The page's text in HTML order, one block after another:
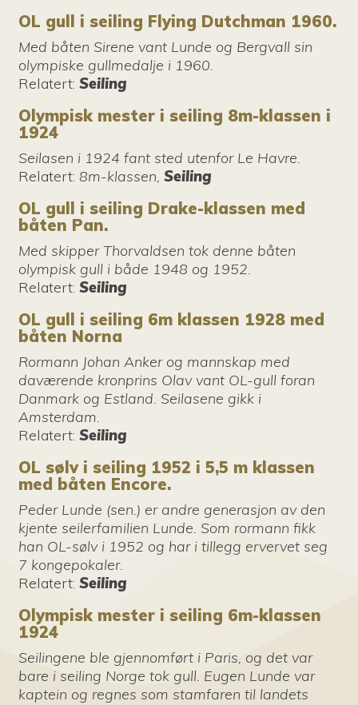
OL gull i seiling Flying Dutchman 1960.
Med båten Sirene vant Lunde og Bergvall sin
olympiske gullmedalje i 1960.
Relatert:Seiling
Olympisk mester i seiling 8m-klassen i
1924
Seilasen i 1924 fant sted utenfor Le Havre.
Relatert: 8m-klassen,Seiling
OL gull i seiling Drake-klassen med
båten Pan.
Med skipper Thorvaldsen tok denne båten
olympisk gull i både 1948 og 1952.
Relatert:Seiling
OL gull i seiling 6m klassen 1928 med
båten Norna
Rormann Johan Anker og mannskap med
daværende kronprins Olav vant OL-gull foran
Danmark og Estland. Seilasene gikk i
Amsterdam.
Relatert:Seiling
OL sølv i seiling 1952 i 5,5 m klassen
med båten Encore.
Peder Lunde (sen.) er andre generasjon av den
kjente seilerfamilien Lunde. Som rormann fikk
han OL-sølv i 1952 og har i tillegg ervervet seg
7 kongepokaler.
Relatert:Seiling
Olympisk mester i seiling 6m-klassen
1924
Seilingene ble gjennomført i Paris, og det var
bare i seiling Norge tok gull. Eugen Lunde var
kaptein og regnes som stamfaren til landets